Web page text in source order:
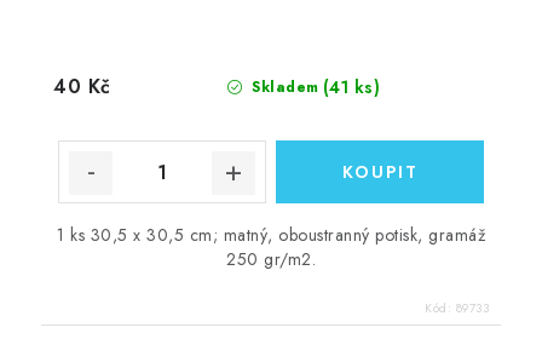
Skladem (41 ks)
40 Kč
1 ks 30,5 x 30,5 cm; matný, oboustranný potisk, gramáž
250 gr/m2.
Kód: 89733